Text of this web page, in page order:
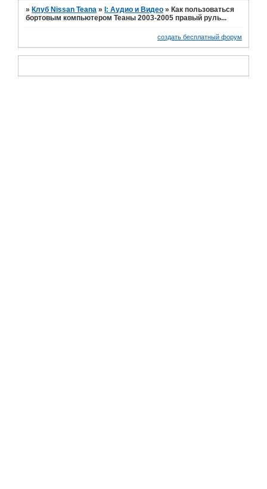
» Клуб Nissan Teana » I: Аудио и Bидео » Как пользоваться
бортовым компьютером Теаны 2003-2005 правый руль...
создать бесплатный форум